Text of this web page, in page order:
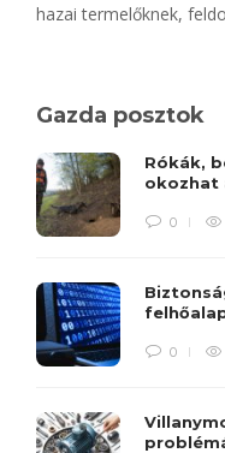
hazai termelőknek,
Gazda posztok
Rókák,
okozhat
0
0